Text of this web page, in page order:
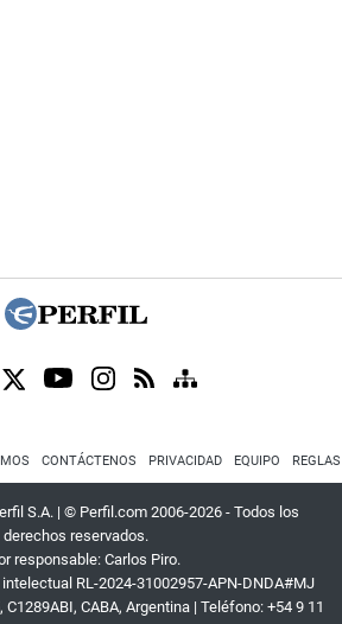
CONTÁCTENOS PRIVACIDAD EQUIPO
S.A. | © Perfil.com 2006-2026 - Todos los
derechos reservados.
responsable: Carlos Piro.
RL-2024-31002957-APN-DNDA#MJ
, C1289ABI, CABA, Argentina | Teléfono: +54 9 11